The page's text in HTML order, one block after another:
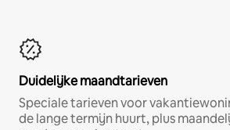
Duidelijke maandtarieven
Speciale tarieven voor
de lange termijn huurt, plus